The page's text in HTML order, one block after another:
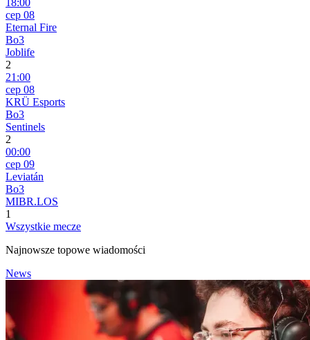
сер 08
Eternal Fire
Bo3
Joblife
2
21:00
сер 08
KRÜ Esports
Bo3
Sentinels
2
00:00
сер 09
Leviatán
Bo3
MIBR.LOS
1
Wszystkie mecze
Najnowsze topowe wiadomości
News